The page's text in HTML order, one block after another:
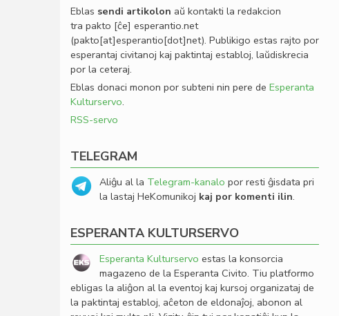
Eblas sendi artikolon aŭ kontakti la redakcion
tra pakto [ĉe] esperantio.net
(pakto[at]esperantio[dot]net). Publikigo estas rajto por
esperantaj civitanoj kaj paktintaj establoj, laŭdiskrecia
por la ceteraj.
Eblas donaci monon por subteni nin pere de Esperanta
Kulturservo.
RSS-servo
TELEGRAM
Aliĝu al la Telegram-kanalo por resti ĝisdata pri
la lastaj HeKomunikoj kaj por komenti ilin.
ESPERANTA KULTURSERVO
Esperanta Kulturservo estas la konsorcia
magazeno de la Esperanta Civito. Tiu platformo
ebligas la aliĝon al la eventoj kaj kursoj organizataj de
la paktintaj establoj, aĉeton de eldonaĵoj, abonon al